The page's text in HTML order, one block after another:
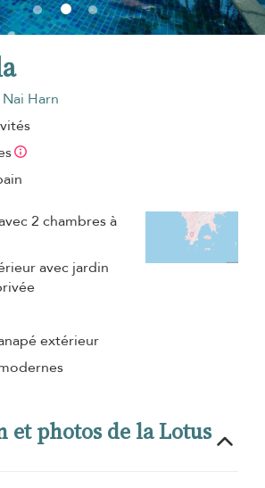
Harn
2 chambres à
avec jardin
extérieur
et photos de la Lotus